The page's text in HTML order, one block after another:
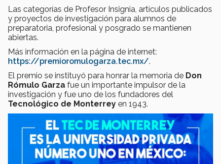
Las categorías de Profesor Insignia, artículos publicados
y proyectos de investigación para alumnos de
preparatoria, profesional y posgrado se mantienen
abiertas.
Más información en la página de internet:
https://premioromulogarza.tec.mx/.
El premio se instituyó para honrar la memoria de Don
Rómulo Garza fue un importante impulsor de la
investigación y fue uno de los fundadores del
Tecnológico de Monterrey en 1943.